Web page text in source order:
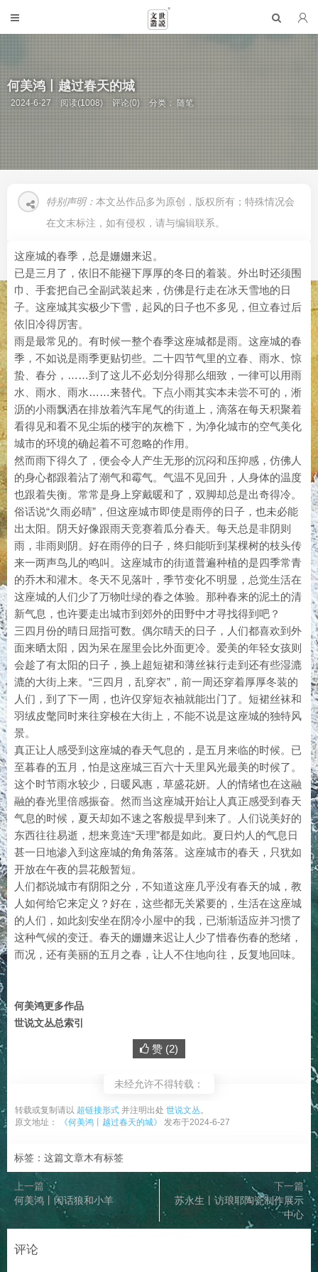
何美鸿丨越过春天的城
2024-6-27 阅读(1008) 评论(0) 分类：随笔
特别声明： 本文丛作品多为原创，版权所有；特殊情况会
在文末标注，如有侵权，请与编辑联系。
这座城的春季，总是姗姗来迟。
已是三月了，依旧不能褪下厚厚的冬日的着装。外出时还须围
巾、手套把自己全副武装起来，仿佛是行走在冰天雪地的日
子。这座城其实极少下雪，起风的日子也不多见，但立春过后
依旧冷得厉害。
雨是最常见的。有时候一整个春季这座城都是雨。这座城的春
季，不如说是雨季更贴切些。二十四节气里的立春、雨水、惊
蛰、春分，……到了这儿不必划分得那么细致，一律可以用雨
水、雨水、雨水……来替代。下点小雨其实本未尝不可的，淅
沥的小雨飘洒在排放着汽车尾气的街道上，滴落在每天积聚着
看得见和看不见尘垢的楼宇的灰檐下，为净化城市的空气美化
城市的环境的确起着不可忽略的作用。
然而雨下得久了，便会令人产生无形的沉闷和压抑感，仿佛人
的身心都跟着沾了潮气和霉气。气温不见回升，人身体的温度
也跟着失衡。常常是身上穿戴暖和了，双脚却总是出奇得冷。
俗话说“久雨必晴”，但这座城市即使是雨停的日子，也未必能
出太阳。阴天好像跟雨天竞赛着瓜分春天。每天总是非阴则
雨，非雨则阴。好在雨停的日子，终归能听到某棵树的枝头传
来一两声鸟儿的鸣叫。这座城市的街道普遍种植的是四季常青
的乔木和灌木。冬天不见落叶，季节变化不明显，总觉生活在
这座城的人们少了万物吐绿的春之体验。那种春来的泥土的清
新气息，也许要走出城市到郊外的田野中才寻找得到吧？
三四月份的晴日屈指可数。偶尔晴天的日子，人们都喜欢到外
面来晒太阳，因为呆在屋里会比外面更冷。爱美的年轻女孩则
会趁了有太阳的日子，换上超短裙和薄丝袜行走到还有些湿漉
漉的大街上来。“三四月，乱穿衣”，前一周还穿着厚厚冬装的
人们，到了下一周，也许仅穿短衣袖就能出门了。短裙丝袜和
羽绒皮氅同时来往穿梭在大街上，不能不说是这座城的独特风
景。
真正让人感受到这座城的春天气息的，是五月来临的时候。已
至暮春的五月，怕是这座城三百六十天里风光最美的时候了。
这个时节雨水较少，日暖风惠，草盛花妍。人的情绪也在这融
融的春光里倍感振奋。然而当这座城开始让人真正感受到春天
气息的时候，夏天却如不速之客般提早到来了。人们说美好的
东西往往易逝，想来竟连“天理”都是如此。夏日灼人的气息日
甚一日地渗入到这座城的角角落落。这座城市的春天，只犹如
开放在午夜的昙花般暂短。
人们都说城市有阴阳之分，不知道这座几乎没有春天的城，教
人如何给它来定义？好在，这些都无关紧要的，生活在这座城
的人们，如此刻安坐在阴冷小屋中的我，已渐渐适应并习惯了
这种气候的变迁。春天的姗姗来迟让人少了惜春伤春的愁绪，
而况，还有美丽的五月之春，让人不住地向往，反复地回味。
何美鸿更多作品
世说文丛总索引
赞 (2)
未经允许不得转载：
转载或复制请以 超链接形式 并注明出处 世说文丛。
原文地址：
《何美鸿丨越过春天的城》 发布于2024-6-27
标签：这篇文章木有标签
上一篇
何美鸿丨闲话狼和小羊
下一篇
苏永生丨访琅耶陶瓷制作展示
中心
评论